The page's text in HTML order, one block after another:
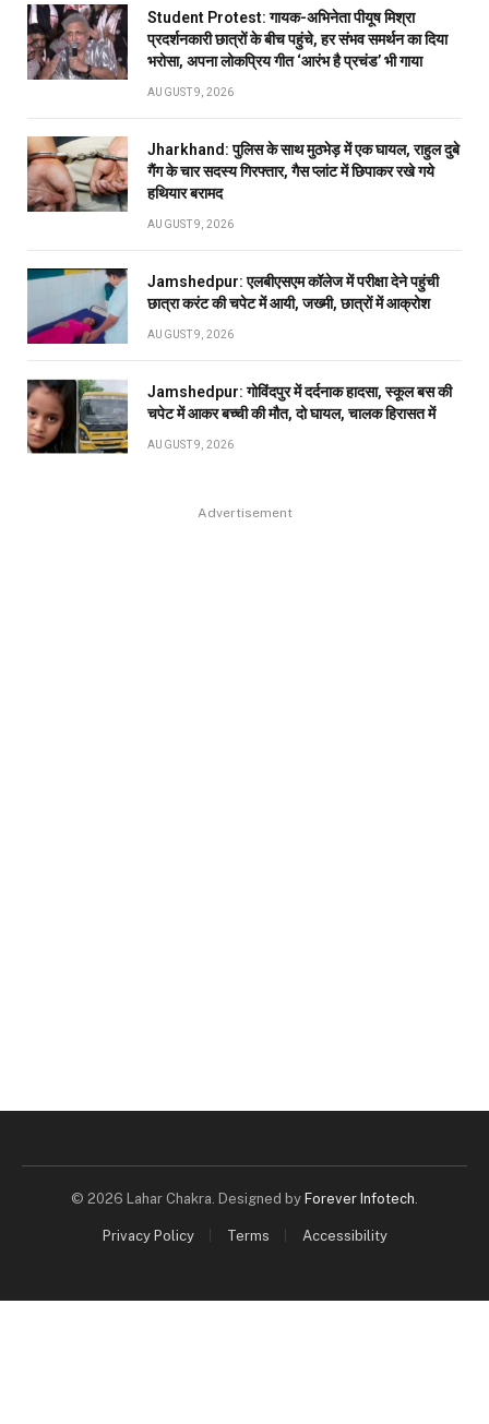
Student Protest: गायक-अभिनेता पीयूष मिश्रा
प्रदर्शनकारी छात्रों के बीच पहुंचे, हर संभव समर्थन का दिया
भरोसा, अपना लोकप्रिय गीत ‘आरंभ है प्रचंड’ भी गाया
AUGUST 9, 2026
Jharkhand: पुलिस के साथ मुठभेड़ में एक घायल, राहुल दुबे
गैंग के चार सदस्य गिरफ्तार, गैस प्लांट में छिपाकर रखे गये
हथियार बरामद
AUGUST 9, 2026
Jamshedpur: एलबीएसएम कॉलेज में परीक्षा देने पहुंची
छात्रा करंट की चपेट में आयी, जख्मी, छात्रों में आक्रोश
AUGUST 9, 2026
Jamshedpur: गोविंदपुर में दर्दनाक हादसा, स्कूल बस की
चपेट में आकर बच्ची की मौत, दो घायल, चालक हिरासत में
AUGUST 9, 2026
Advertisement
© 2026 Lahar Chakra. Designed by Forever Infotech
Privacy Policy Terms Accessibility